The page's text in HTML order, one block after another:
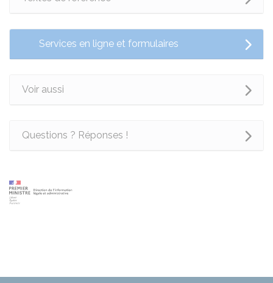
Services en ligne et formulaires
Voir aussi
Questions ? Réponses !